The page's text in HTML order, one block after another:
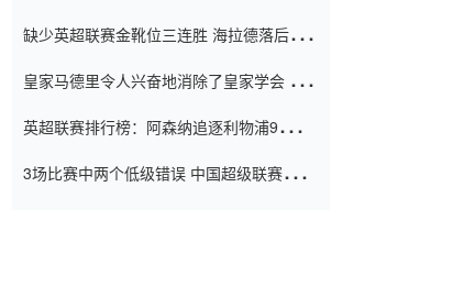
窗口
缺少英超联赛金靴位三连胜 海拉德落后6球
皇家马德里令人兴奋地消除了皇家学会 安
英超联赛排行榜：阿森纳追逐利物浦9分 曼
3场比赛中两个低级错误 中国超级联赛的前